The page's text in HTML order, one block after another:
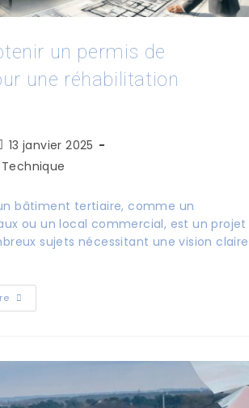
un permis de
une réhabilitation
13 janvier 2025
Technique
bâtiment tertiaire, comme un
ou un local commercial, est un projet
sujets nécessitant une vision claire